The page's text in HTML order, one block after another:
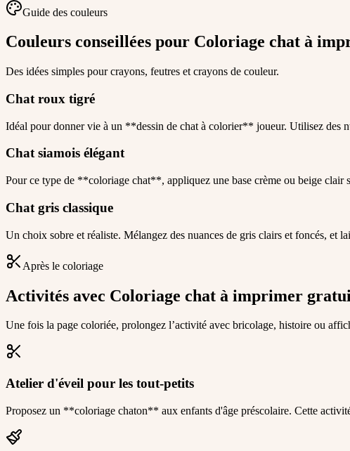
Guide des couleurs
Couleurs conseillées pour Coloriage chat à
Des idées simples pour crayons, feutres et crayons de couleur.
Chat roux tigré
Idéal pour donner vie à un **dessin de chat à colorier** joueur. Utilisez des
Chat siamois élégant
Pour ce type de **coloriage chat**, appliquez une base crème ou beige clair
Chat gris classique
Un choix sobre et réaliste. Mélangez des nuances de gris clairs et foncés, et
Après le coloriage
Activités avec Coloriage chat à imprimer
Une fois la page coloriée, prolongez l’activité avec bricolage, histoire ou
Atelier d'éveil pour les tout-petits
Proposez un **coloriage chaton** aux enfants d'âge préscolaire. Cette